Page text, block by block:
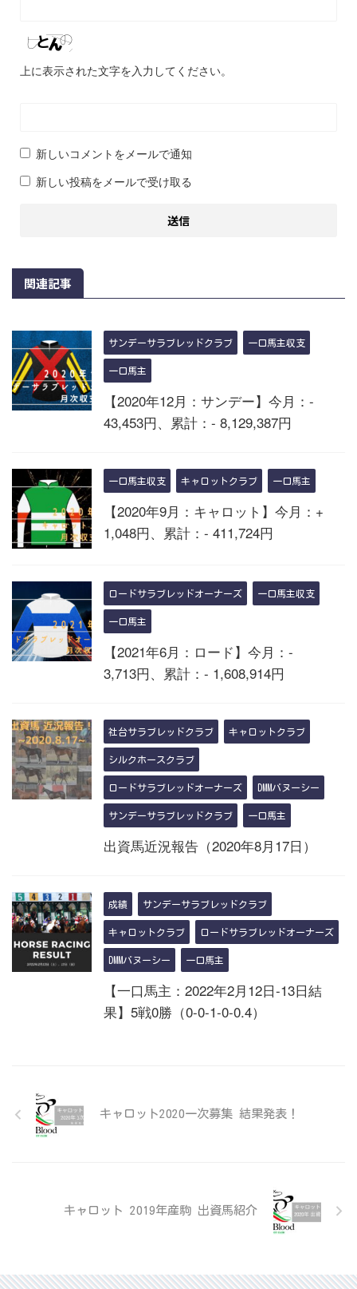
上に表示された文字を入力してください。
新しいコメントをメールで通知
新しい投稿をメールで受け取る
関連記事
サンデーサラブレッドクラブ 一口馬主収支
一口馬主
【2020年12月：サンデー】今月：-
43,453円、累計：- 8,129,387円
一口馬主収支 キャロットクラブ 一口馬主
【2020年9月：キャロット】今月：+
1,048円、累計：- 411,724円
ロードサラブレッドオーナーズ 一口馬主収支
一口馬主
【2021年6月：ロード】今月：-
3,713円、累計：- 1,608,914円
社台サラブレッドクラブ キャロットクラブ
シルクホースクラブ
ロードサラブレッドオーナーズ DMMバヌーシー
サンデーサラブレッドクラブ 一口馬主
出資馬近況報告（2020年8月17日）
成績 サンデーサラブレッドクラブ
キャロットクラブ ロードサラブレッドオーナーズ
DMMバヌーシー 一口馬主
【一口馬主：2022年2月12日-13日結
果】5戦0勝（0-0-1-0-0.4）
キャロット2020一次募集 結果発表！
キャロット 2019年産駒 出資馬紹介